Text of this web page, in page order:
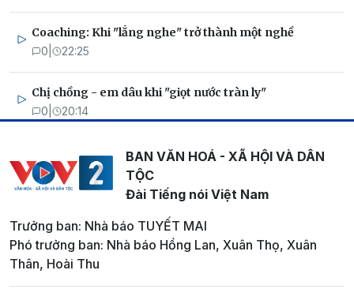
Coaching: Khi "lắng nghe" trở thành một nghề
0 22:25
Chị chồng - em dâu khi "giọt nước tràn ly"
0 20:14
BAN VĂN HOÁ - XÃ HỘI VÀ DÂN
TỘC
Đài Tiếng nói Việt Nam
Trưởng ban: Nhà báo TUYẾT MAI
Phó trưởng ban: Nhà báo Hồng Lan, Xuân Thọ, Xuân
Thân, Hoài Thu